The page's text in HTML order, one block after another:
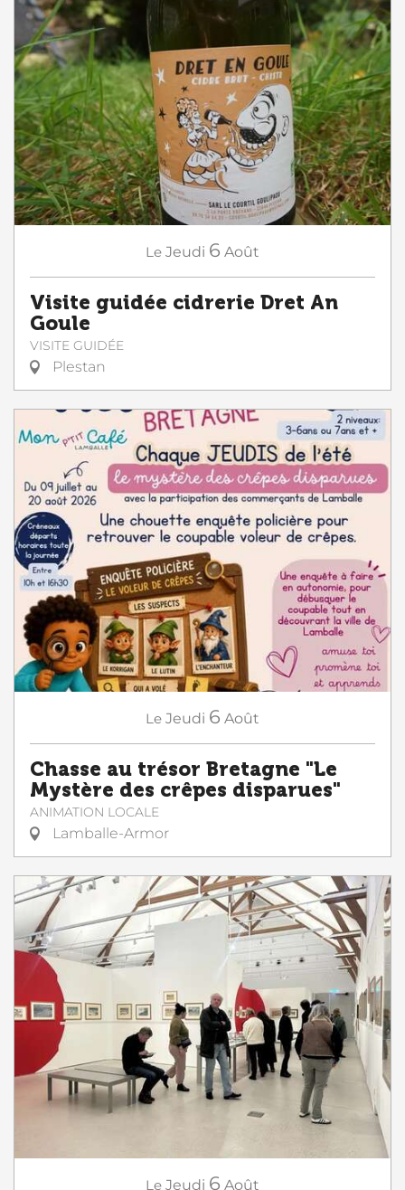
Le Jeudi 6 Août
Visite guidée cidrerie Dret An
Goule
VISITE GUIDÉE
Plestan
Le Jeudi 6 Août
Chasse au trésor Bretagne "Le
Mystère des crêpes disparues"
ANIMATION LOCALE
Lamballe-Armor
Le Jeudi 6 Août